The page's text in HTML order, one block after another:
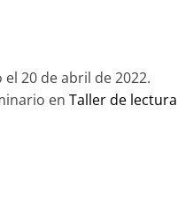
20 de abril de 2022.
en Taller de lectura